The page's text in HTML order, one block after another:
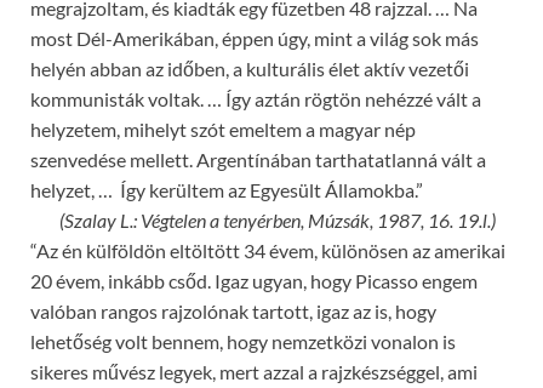
megrajzoltam, és kiadták egy füzetben 48 rajzzal. … Na
most Dél-Amerikában, éppen úgy, mint a világ sok más
helyén abban az időben, a kulturális élet aktív vezetői
kommunisták voltak. … Így aztán rögtön nehézzé vált a
helyzetem, mihelyt szót emeltem a magyar nép
szenvedése mellett. Argentínában tarthatatlanná vált a
helyzet, … Így kerültem az Egyesült Államokba.”
(Szalay L.: Végtelen a tenyérben, Múzsák, 1987, 16. 19.l.)
“Az én külföldön eltöltött 34 évem, különösen az amerikai
20 évem, inkább csőd. Igaz ugyan, hogy Picasso engem
valóban rangos rajzolónak tartott, igaz az is, hogy
lehetőség volt bennem, hogy nemzetközi vonalon is
sikeres művész legyek, mert azzal a rajzkészséggel, ami